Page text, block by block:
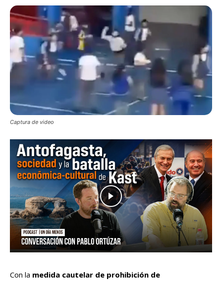
Captura de video
Con la medida cautelar de prohibición de